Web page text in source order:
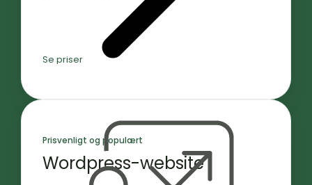
Se priser
Prisvenligt og populært
Wordpress-website